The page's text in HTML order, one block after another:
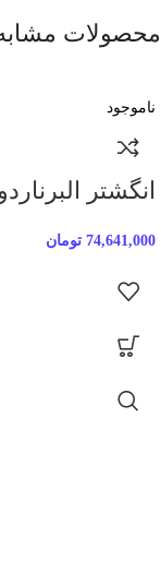
محصولات
ناموجود
انگشتر
74,641,000 تومان